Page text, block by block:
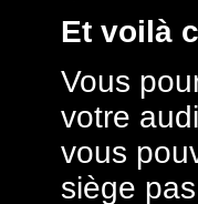
Et voilà
Vous
votre
vous
siège